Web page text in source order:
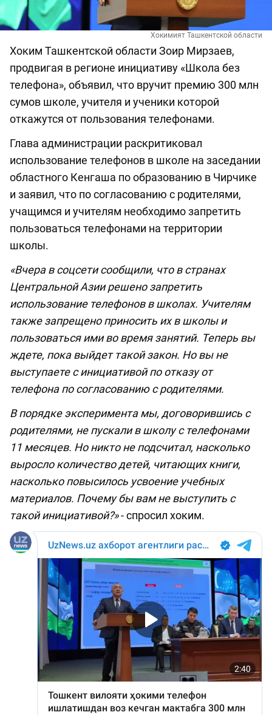
Хокимият Ташкентской области
Хоким Ташкентской области Зоир Мирзаев,
продвигая в регионе инициативу «Школа без
телефона», объявил, что вручит премию 300 млн
сумов школе, учителя и ученики которой
откажутся от пользования телефонами.
Глава администрации раскритиковал
использование телефонов в школе на заседании
областного Кенгаша по образованию в Чирчике
и заявил, что по согласованию с родителями,
учащимся и учителям необходимо запретить
пользоваться телефонами на территории
школы.
«Вчера в соцсети сообщили, что в странах
Центральной Азии решено запретить
использование телефонов в школах. Учителям
также запрещено приносить их в школы и
пользоваться ими во время занятий. Теперь вы
ждете, пока выйдет такой закон. Но вы не
выступаете с инициативой по отказу от
телефона по согласованию с родителями.
В порядке эксперимента мы, договорившись с
родителями, не пускали в школу с телефонами
11 месяцев. Но никто не подсчитал, насколько
выросло количество детей, читающих книги,
насколько повысилось усвоение учебных
материалов. Почему бы вам не выступить с
такой инициативой?»- спросил хоким.